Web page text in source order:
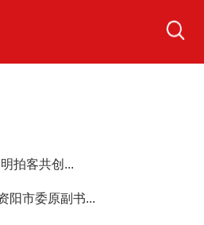
拍客共创...
阳市委原副书...